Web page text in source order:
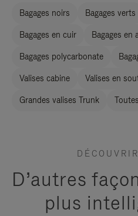
Bagages noirs Bagages verts
Bagages en cuir Bagages en
Bagages polycarbonate
Valises cabine Valises en
Grandes valises Trunk
D’autres
plus